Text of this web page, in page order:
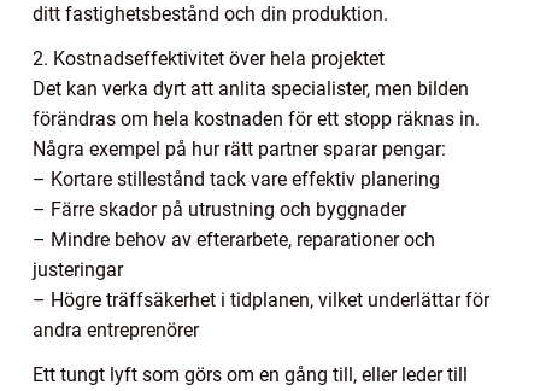
ditt fastighetsbestånd och din produktion.
2. Kostnadseffektivitet över hela projektet
Det kan verka dyrt att anlita specialister, men bilden
förändras om hela kostnaden för ett stopp räknas in.
Några exempel på hur rätt partner sparar pengar:
– Kortare stillestånd tack vare effektiv planering
– Färre skador på utrustning och byggnader
– Mindre behov av efterarbete, reparationer och
justeringar
– Högre träffsäkerhet i tidplanen, vilket underlättar för
andra entreprenörer
Ett tungt lyft som görs om en gång till, eller leder till